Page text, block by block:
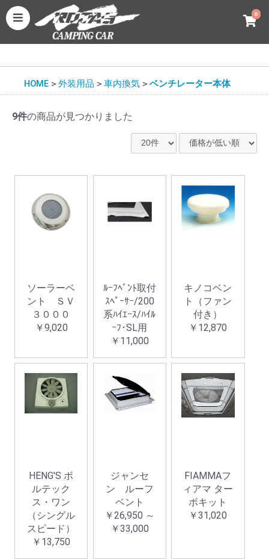
0
HOME ＞ 外装用品 ＞ 車内換気 ＞ ベンチレーター本体
9件の商品が見つかりました
ソーラーベ
ント ＳＶ
３０００
￥9,020
ﾙｰﾌﾍﾞﾝﾄ取付
ｽﾍﾟｰｻｰ/200
系ﾊｲｴｰｽ/ﾊｲﾙ
ｰﾌ･SL用
￥11,000
キノコベン
ト（ファン
付き）
￥12,870
HENG'S ボ
ルテック
ス・ワン
（シングル
スピード）
￥13,750
ジャンセ
ン ルーフ
ベント
￥26,950 ～
￥33,000
FIAMMAフ
ィアマ ター
ボキット
￥31,020